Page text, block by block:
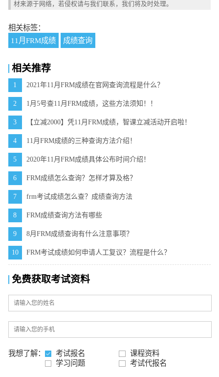
材来源于网络，若侵权请与我们联系，我们将及时处理。
相关标签：
11月FRM成绩
成绩查询
相关推荐
1 2021年11月FRM成绩在官网查询流程是什么？
2 1月5号查11月FRM成绩，这些方法须知！！
3 【立减2000】凭11月FRM成绩，智课立减活动开启啦！
4 11月FRM成绩的三种查询方法介绍！
5 2020年11月FRM成绩具体公布时间介绍！
6 FRM成绩怎么查询？怎样才算及格？
7 frm考试成绩怎么查？成绩查询方法
8 FRM成绩查询方法有哪些
9 8月FRM成绩查询有什么注意事项？
10 FRM考试成绩如何申请人工复议？流程是什么？
免费获取考试资料
我想了解： 考试报名
课程资料
学习问题
考试代报名